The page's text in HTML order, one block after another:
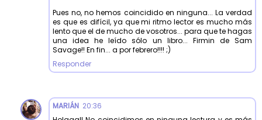
Pues no, no hemos coincidido en ninguna... La verdad
es que es difícil, ya que mi ritmo lector es mucho más
lento que el de mucho de vosotros... para que te hagas
una idea he leído sólo un libro... Firmin de Sam
Savage!! En fin... a por febrero!!!! ;)
Responder
MARIÁN 20:36